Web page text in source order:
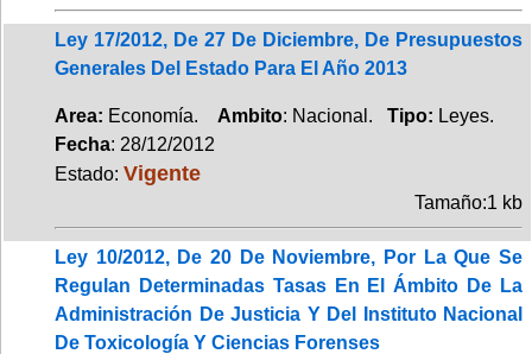
Ley 17/2012, De 27 De Diciembre, De Presupuestos
Generales Del Estado Para El Año 2013
Area: Economía. Ambito: Nacional. Tipo: Leyes.
Fecha: 28/12/2012
Estado: Vigente
Tamaño:1 kb
Ley 10/2012, De 20 De Noviembre, Por La Que Se
Regulan Determinadas Tasas En El Ámbito De La
Administración De Justicia Y Del Instituto Nacional
De Toxicología Y Ciencias Forenses